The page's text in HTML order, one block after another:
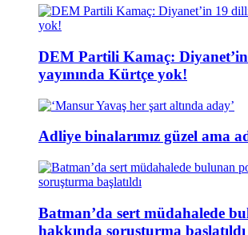
DEM Partili Kamaç:
yayınında Kürtçe yok!
Adliye binalarımız güzel ama
Batman’da sert müdahalede
hakkında soruşturma başlatıldı